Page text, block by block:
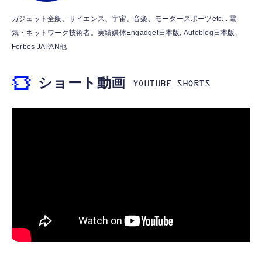
【HIFI音質】iphone イヤホンジャック ライ
トニング イヤホン 変換 MFI認証 4極 内蔵
寝ホン 睡眠用イヤホン 寝ながら 痛くない 超
霊界コミュニケーションロボット BAKETAN
WARASHI ばけたん ワラシ 桃 MOMO
【ペットロボット 】lopeto AI robot チャー
ジングベース付き ロペット 充電ベース付き
ガジェット全般、サイエンス、宇宙、音楽、モータースポーツetc... 電
気・ネットワーク技術者。実績媒体Engadget日本版, Autoblog日本版,
Forbes JAPAN他
ショート動画